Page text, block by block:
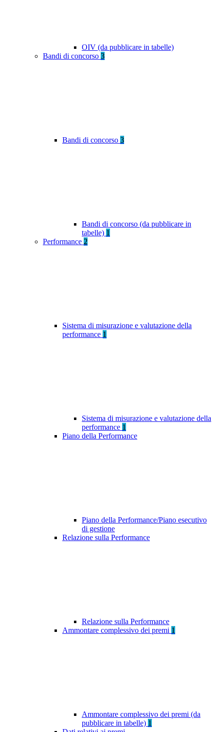
OIV (da pubblicare in tabelle)
Bandi di concorso 3
Bandi di concorso 3
Bandi di concorso (da pubblicare in
tabelle) 1
Performance 2
Sistema di misurazione e valutazione della
performance 1
Sistema di misurazione e valutazione della
performance 1
Piano della Performance
Piano della Performance/Piano esecutivo
di gestione
Relazione sulla Performance
Relazione sulla Performance
Ammontare complessivo dei premi 1
Ammontare complessivo dei premi (da
pubblicare in tabelle) 1